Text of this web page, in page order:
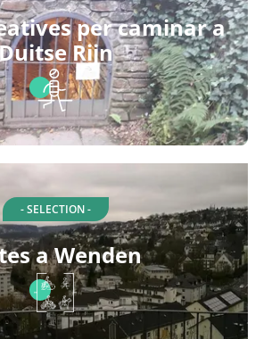
per caminar a
Rijn
- SELECTION -
a Wenden